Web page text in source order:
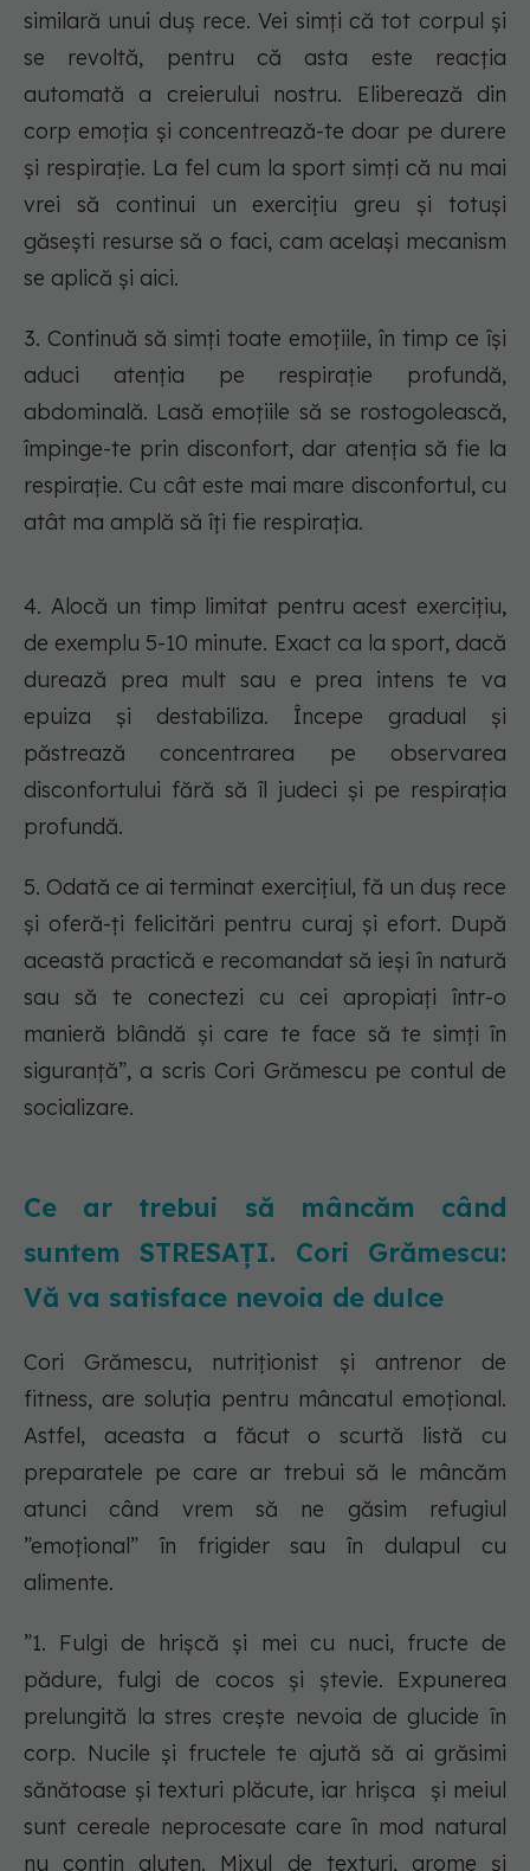
similară unui duș rece. Vei simți că tot corpul și
se revoltă, pentru că asta este reacția
automată a creierului nostru. Eliberează din
corp emoția și concentrează-te doar pe durere
și respirație. La fel cum la sport simți că nu mai
vrei să continui un exercițiu greu și totuși
găsești resurse să o faci, cam același mecanism
se aplică și aici.
3. Continuă să simți toate emoțiile, în timp ce își
aduci atenția pe respirație profundă,
abdominală. Lasă emoțiile să se rostogolească,
împinge-te prin disconfort, dar atenția să fie la
respirație. Cu cât este mai mare disconfortul, cu
atât ma amplă să îți fie respirația.
4. Alocă un timp limitat pentru acest exercițiu,
de exemplu 5-10 minute. Exact ca la sport, dacă
durează prea mult sau e prea intens te va
epuiza și destabiliza. Începe gradual și
păstrează concentrarea pe observarea
disconfortului fără să îl judeci și pe respirația
profundă.
5. Odată ce ai terminat exercițiul, fă un duș rece
și oferă-ți felicitări pentru curaj și efort. După
această practică e recomandat să ieși în natură
sau să te conectezi cu cei apropiați într-o
manieră blândă și care te face să te simți în
siguranță”, a scris Cori Grămescu pe contul de
socializare.
Ce ar trebui să mâncăm când
suntem STRESAȚI. Cori Grămescu:
Vă va satisface nevoia de dulce
Cori Grămescu, nutriționist și antrenor de
fitness, are soluția pentru mâncatul emoțional.
Astfel, aceasta a făcut o scurtă listă cu
preparatele pe care ar trebui să le mâncăm
atunci când vrem să ne găsim refugiul
”emoțional” în frigider sau în dulapul cu
alimente.
”1. Fulgi de hrișcă și mei cu nuci, fructe de
pădure, fulgi de cocos și ștevie. Expunerea
prelungită la stres crește nevoia de glucide în
corp. Nucile și fructele te ajută să ai grăsimi
sănătoase și texturi plăcute, iar hrișca și meiul
sunt cereale neprocesate care în mod natural
nu conțin gluten. Mixul de texturi, arome și